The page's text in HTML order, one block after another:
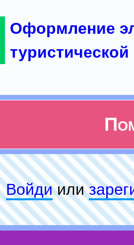
Оформление
Войдиили